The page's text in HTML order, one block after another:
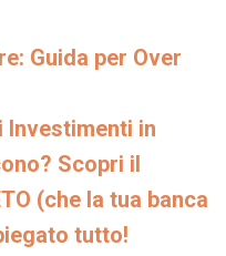
Guida per Over
Investimenti in
Scopri il
(che la tua banca
tutto!